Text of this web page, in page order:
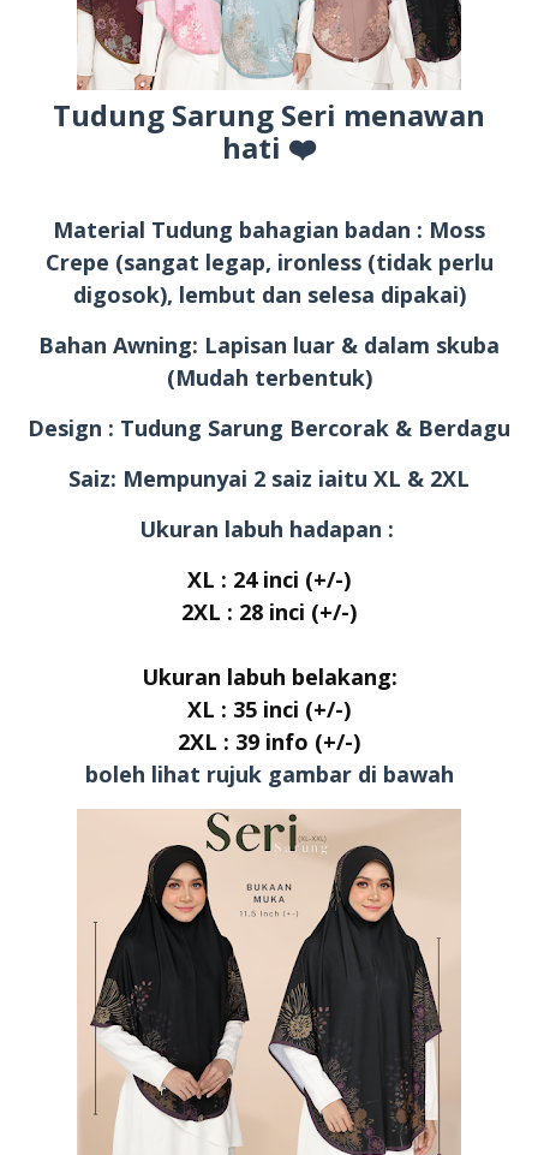
Tudung Sarung Seri menawan
hati ❤️
Material Tudung bahagian badan : Moss
Crepe (sangat legap, ironless (tidak perlu
digosok), lembut dan selesa dipakai)
Bahan Awning: Lapisan luar & dalam skuba
(Mudah terbentuk)
Design : Tudung Sarung Bercorak & Berdagu
Saiz: Mempunyai 2 saiz iaitu XL & 2XL
Ukuran labuh hadapan :
XL : 24 inci (+/-)
2XL : 28 inci (+/-)
Ukuran labuh belakang:
XL : 35 inci (+/-)
2XL : 39 info (+/-)
boleh lihat rujuk gambar di bawah